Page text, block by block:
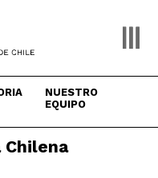
NUESTRO
EQUIPO